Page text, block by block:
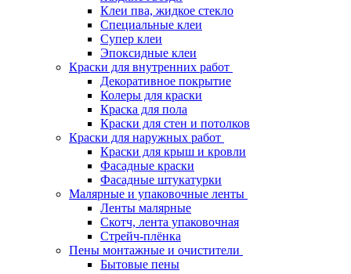
Клеи пва, жидкое стекло
Специальные клеи
Супер клеи
Эпоксидные клеи
Краски для внутренних работ
Декоративное покрытие
Колеры для краски
Краска для пола
Краски для стен и потолков
Краски для наружных работ
Краски для крыш и кровли
Фасадные краски
Фасадные штукатурки
Малярные и упаковочные ленты
Ленты малярные
Скотч, лента упаковочная
Стрейч-плёнка
Пены монтажные и очистители
Бытовые пены